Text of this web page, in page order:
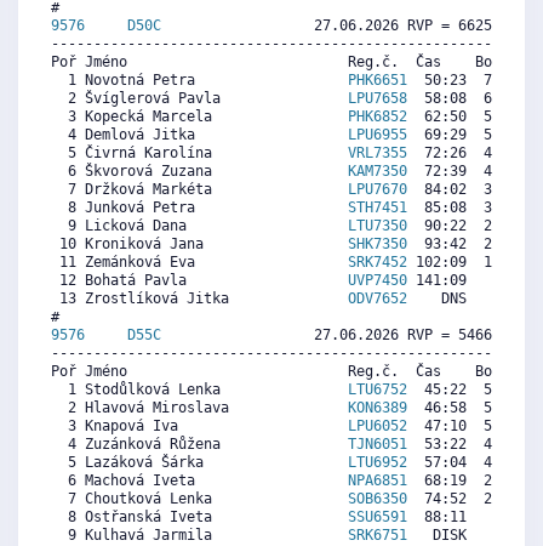
9576
D50C
27.06.2026 RVP = 6625/
Poř Jméno                          Reg.č.  Čas    Body
  1 Novotná Petra
PHK6651
50:23  7220
  2 Švíglerová Pavla
LPU7658
58:08  6344
  3 Kopecká Marcela
PHK6852
62:50  5812
  4 Demlová Jitka
LPU6955
69:29  5060
  5 Čivrná Karolína
VRL7355
72:26  4727
  6 Škvorová Zuzana
KAM7350
72:39  4702
  7 Držková Markéta
LPU7670
84:02  3415
  8 Junková Petra
STH7451
85:08  3291
  9 Licková Dana
LTU7350
90:22  2699
10 Kroniková Jana SHK7350
93:42  2322
11 Zemánková Eva SRK7452 102:09  1366
12 Bohatá Pavla UVP7450 141:09     0
13 Zrostlíková Jitka ODV7652
DNS     0
9576
D55C
27.06.2026 RVP = 5466/
Poř Jméno                          Reg.č.  Čas    Body
  1 Stodůlková Lenka
LTU6752
45:22  5431
  2 Hlavová Miroslava
KON6389
46:58  5249
  3 Knapová Iva
LPU6052
47:10  5226
  4 Zuzánková Růžena
TJN6051
53:22  4519
  5 Lazáková Šárka
LTU6952
57:04  4097
  6 Machová Iveta
NPA6851
68:19  2814
  7 Choutková Lenka
SOB6350
74:52  2068
  8 Ostřanská Iveta
SSU6591
88:11   549
  9 Kulhavá Jarmila
SRK6751
DISK     0